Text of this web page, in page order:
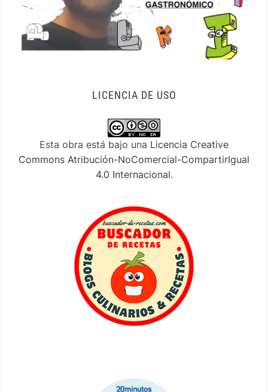
LICENCIA DE USO
Esta obra está bajo una Licencia Creative
Commons Atribución-NoComercial-CompartirIgual
4.0 Internacional.